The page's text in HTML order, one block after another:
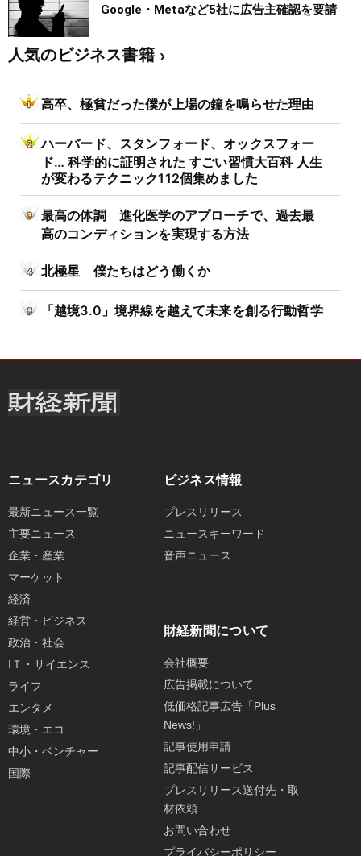
Google・Metaなど5社に広告主確認を要請
人気のビジネス書籍
高卒、極貧だった僕が上場の鐘を鳴らせた理由
ハーバード、スタンフォード、オックスフォー
ド… 科学的に証明された すごい習慣大百科 人生
が変わるテクニック112個集めました
最高の体調 進化医学のアプローチで、過去最
高のコンディションを実現する方法
北極星 僕たちはどう働くか
「越境3.0」境界線を越えて未来を創る行動哲学
ニュースカテゴリ
最新ニュース一覧
主要ニュース
企業・産業
マーケット
経済
経営・ビジネス
政治・社会
IＴ・サイエンス
ライフ
エンタメ
環境・エコ
中小・ベンチャー
国際
ビジネス情報
プレスリリース
ニュースキーワード
音声ニュース
財経新聞について
会社概要
広告掲載について
低価格記事広告「Plus
News!」
記事使用申請
記事配信サービス
プレスリリース送付先・取
材依頼
お問い合わせ
プライバシーポリシー